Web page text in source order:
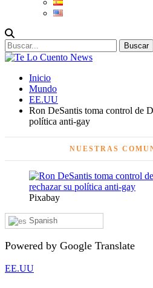
Inicio
Mundo
EE.UU
Ron DeSantis toma control de
política anti-gay
NUESTRAS
Pixabay
Spanish
Powered by Google Translate
EE.UU